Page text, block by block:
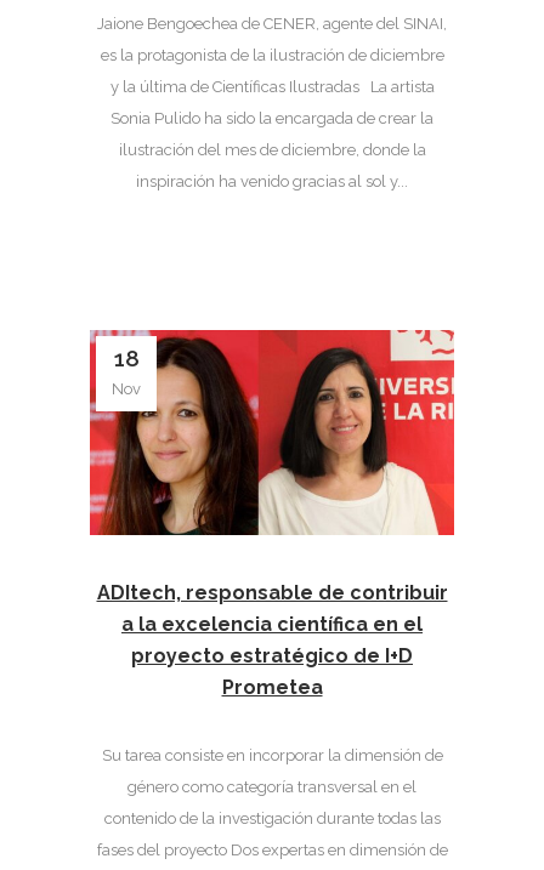
Jaione Bengoechea de CENER, agente del SINAI,
es la protagonista de la ilustración de diciembre
y la última de Científicas Ilustradas La artista
Sonia Pulido ha sido la encargada de crear la
ilustración del mes de diciembre, donde la
inspiración ha venido gracias al sol y...
18
Nov
ADItech, responsable de contribuir
a la excelencia científica en el
proyecto estratégico de I+D
Prometea
Su tarea consiste en incorporar la dimensión de
género como categoría transversal en el
contenido de la investigación durante todas las
fases del proyecto Dos expertas en dimensión de